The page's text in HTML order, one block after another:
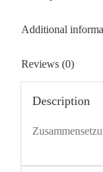
Additional
Reviews (0)
Description